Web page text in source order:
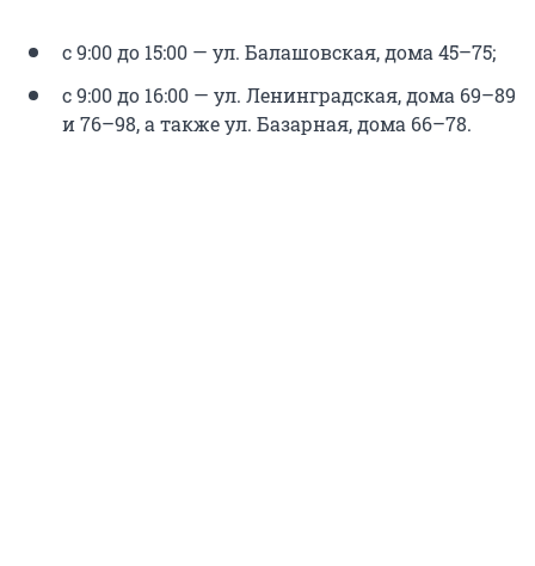
с 9:00 до 15:00 — ул. Балашовская, дома 45–75;
с 9:00 до 16:00 — ул. Ленинградская, дома 69–89
и 76–98, а также ул. Базарная, дома 66–78.